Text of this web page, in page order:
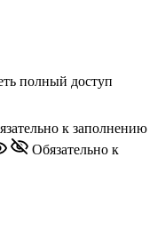
полный доступ
к заполнению
Обязательно к